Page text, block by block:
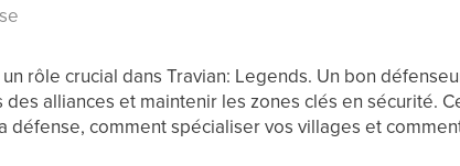
rôle crucial dans Travian: Legends. Un bon
alliances et maintenir les zones clés en sécurité.
défense, comment spécialiser vos villages et